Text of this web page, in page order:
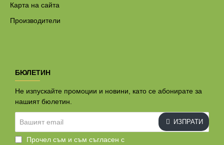
Карта на сайта
Производители
БЮЛЕТИН
Не изпускайте промоции и новини, като се абонирате за
нашият бюлетин.
email
ИЗПРАТИ
Прочел съм и съм съгласен с